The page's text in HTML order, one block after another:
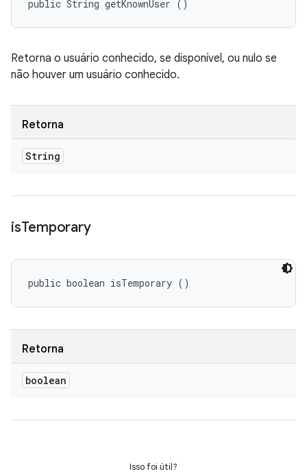
public String getKnownUser ()
Retorna o usuário conhecido, se disponível, ou nulo se
não houver um usuário conhecido.
Retorna
String
isTemporary
public boolean isTemporary ()
Retorna
boolean
Isso foi útil?